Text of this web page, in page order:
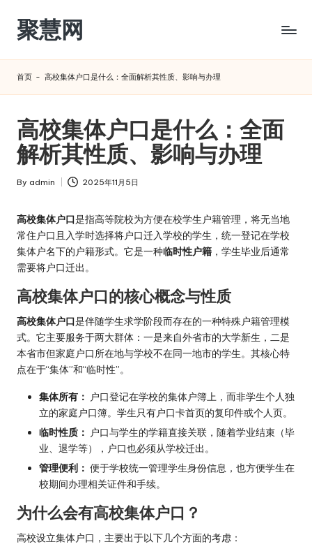
Skip
content
聚慧网
首页 - 高校集体户口是什么：全面解析其性质、影响与办理
高校集体户口是什么：全面
解析其性质、影响与办理
Posted
By admin 2025年11月5日
高校集体户口是指高等院校为方便在校学生户籍管理，将无当地
常住户口且入学时选择将户口迁入学校的学生，统一登记在学校
集体户名下的户籍形式。它是一种临时性户籍 ，学生毕业后通常
需要将户口迁出。
高校集体户口的核心概念与性质
高校集体户口是伴随学生求学阶段而存在的一种特殊户籍管理模
式。它主要服务于两大群体：一是来自外省市的大学新生，二是
本省市但家庭户口所在地与学校不在同一地市的学生。其核心特
点在于“集体”和“临时性”。
集体所有： 户口登记在学校的集体户簿上，而非学生个人独
立的家庭户口簿。学生只有户口卡首页的复印件或个人页。
临时性质： 户口与学生的学籍直接关联，随着学业结束（毕
业、退学等），户口也必须从学校迁出。
管理便利： 便于学校统一管理学生身份信息，也方便学生在
校期间办理相关证件和手续。
为什么会有高校集体户口？
高校设立集体户口，主要出于以下几个方面的考虑：